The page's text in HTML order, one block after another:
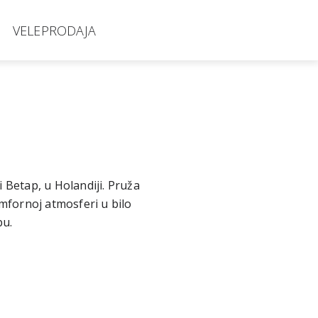
VELEPRODAJA
u Holandiji. Pruža
atmosferi u bilo